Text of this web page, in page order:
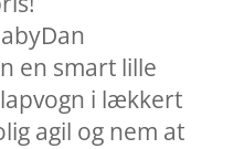
en smart lille
i lækkert
agil og nem at